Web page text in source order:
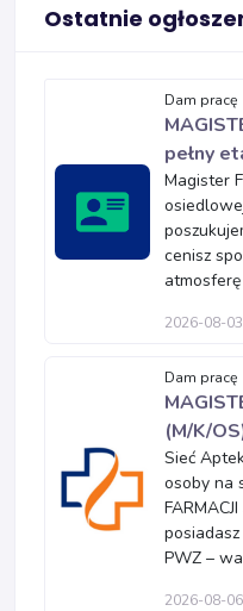
Ostatnie
Dam pracę
pełny
Magister
cenisz
2026-08-
Dam pracę
(M/K/
Sieć
osoby na
PWZ –
2026-08-